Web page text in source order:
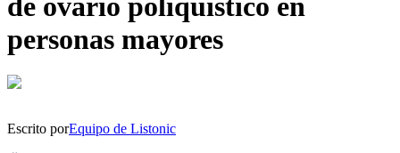
personas mayores
Escrito porEquipo de Listonic